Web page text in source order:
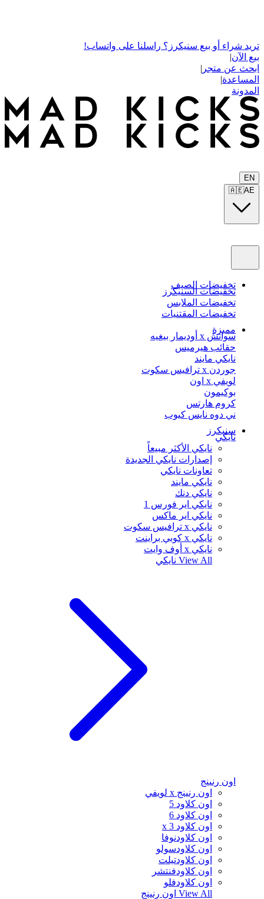
تريد شراء أو بيع سنيكرز؟ راسلنا على واتساب!
بيع الآن|
ابحث عن متجر |
المساعدة|
المدونة
EN
🇦🇪AE
تخفيضات الصيف
تخفيضات السنيكرز
تخفيضات الملابس
تخفيضات المقتنيات
مميزة
سواتش x أوديمار بيغيه
حقائب هيرميس
نايكي مايند
جوردن x ترافيس سكوت
لويفي x اون
بوكيمون
كروم هارتس
ني دوه نايس كيوب
سنيكرز
نايكي
نايكي الأكثر مبيعاً
إصدارات نايكي الجديدة
تعاونات نايكي
نايكي مايند
نايكي دنك
نايكي اير فورس 1
نايكي اير ماكس
نايكي x ترافيس سكوت
نايكي x كوبي براينت
نايكي x أوف وايت
View All نايكي
اون رنينج
اون رنينج x لويفي
اون كلاود 5
اون كلاود 6
اون كلاود x 3
اون كلاودنوفا
اون كلاودسولو
اون كلاودتيلت
اون كلاودفنتشر
اون كلاودفلو
View All اون رنينج